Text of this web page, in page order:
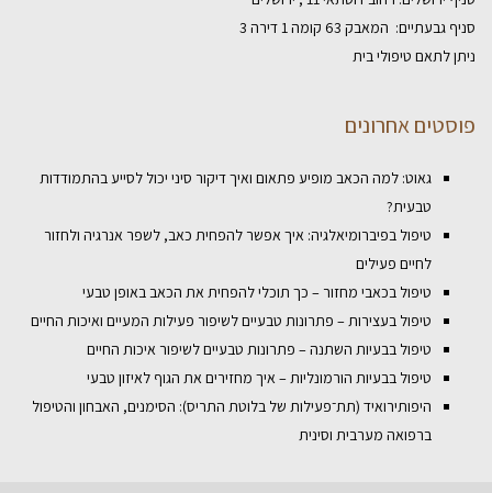
סניף גבעתיים: המאבק 63 קומה 1 דירה 3
ניתן לתאם טיפולי בית
פוסטים אחרונים
גאוט: למה הכאב מופיע פתאום ואיך דיקור סיני יכול לסייע בהתמודדות
טבעית?
טיפול בפיברומיאלגיה: איך אפשר להפחית כאב, לשפר אנרגיה ולחזור
לחיים פעילים
טיפול בכאבי מחזור – כך תוכלי להפחית את הכאב באופן טבעי
טיפול בעצירות – פתרונות טבעיים לשיפור פעילות המעיים ואיכות החיים
טיפול בבעיות השתנה – פתרונות טבעיים לשיפור איכות החיים
טיפול בבעיות הורמונליות – איך מחזירים את הגוף לאיזון טבעי
היפותירואיד (תת־פעילות של בלוטת התריס): הסימנים, האבחון והטיפול
ברפואה מערבית וסינית